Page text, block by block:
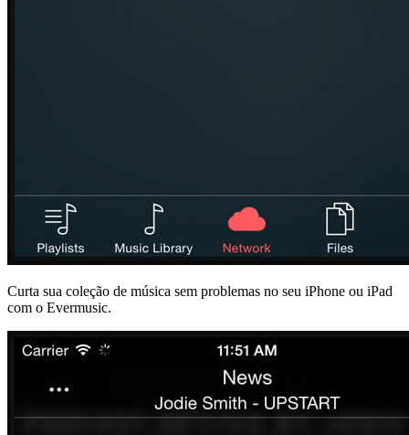
Curta sua coleção de música sem problemas no seu iPhone ou iPad
com o Evermusic.